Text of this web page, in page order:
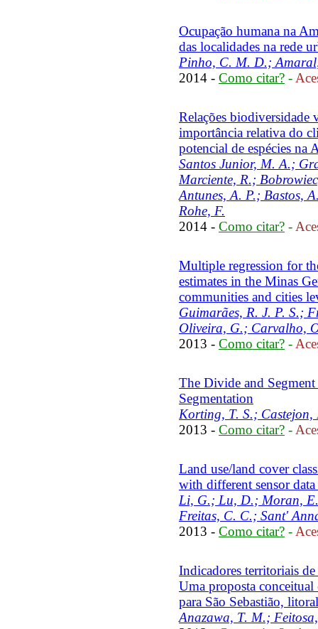
Ocupação humana na
das localidades na rede
Pinho, C. M. D.;
2014 - Como citar? -
Relações biodiversidade
importância relativa do
potencial de espécies na
Santos Junior, M. A.;
Marciente, R.;
Antunes, A. P.; Bastos,
Rohe, F.
2014 - Como citar? -
Multiple regression for
estimates in the Minas
communities and cities
Guimarães, R. J. P. S.;
Oliveira, G.; Carvalho,
2013 - Como citar? -
The Divide and
Segmentation
Korting, T. S.;
2013 - Como citar? -
Land use/land cover
with different sensor
Li, G.; Lu, D.; Moran,
Freitas, C. C.; Sant'
2013 - Como citar? -
Indicadores territoriais
Uma proposta conceitual
para São Sebastião,
Anazawa, T. M.;